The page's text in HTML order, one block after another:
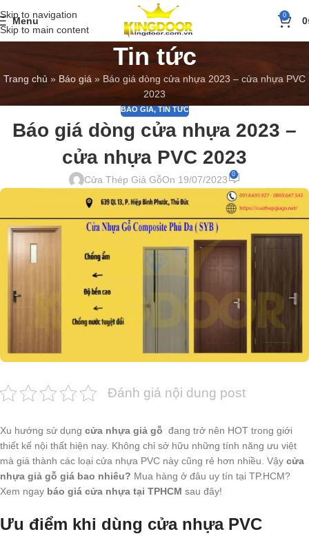
Skip to navigation
Skip to main content
Menu 0 0
Tin tức
Trang chủ » Báo giá » Báo giá dòng cửa nhựa 2023 – cửa nhựa PVC
2023
BÁO GIÁ, TIN TỨC
Báo giá dòng cửa nhựa 2023 –
cửa nhựa PVC 2023
Cửa Thép Giả GỗOn 19/07/2023 0
Đánh giá nội dung post
Xu hướng sử dụng cửa nhựa giả gỗ đang trở nên HOT trong giới
thiết kế nội thất hiện nay. Không chỉ sở hữu những tính năng ưu việt
mà giá thành các loại cửa nhựa PVC này cũng rẻ hơn nhiều. Vậy cửa
nhựa giả gỗ giá bao nhiêu? Mua hàng ở đâu uy tín tại TP.HCM?
Xem ngay báo giá cửa nhựa tại TPHCM sau đây!
Ưu điểm khi dùng cửa nhựa PVC